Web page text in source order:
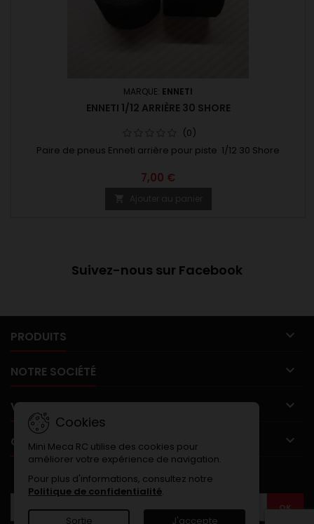
MARQUE: ENNETI
ENNETI 1/12 ARRIÈRE 30 SHORE
(0)
Paire de pneus Enneti arrière pour piste 1/12 30 Shore
7,00 €
Suivez-nous sur Facebook
PRODUITS 
NOTRE SOCIÉTÉ 
VOTRE COMPTE 
CONTACT 
Cookies
Mini Meca RC utilise des cookies pour
améliorer votre expérience de navigation.
Pour plus d'informations, consultez notre
Politique de confidentialité.
Sortie J'accepte
LETTRE D'INFORMATIONS